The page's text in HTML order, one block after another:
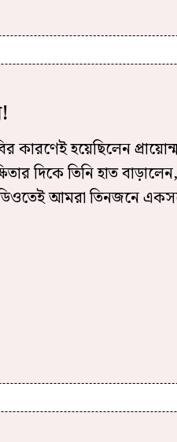
কারণেই হয়েছিলেন
দিকে তিনি হাত
আমরা তিনজনে